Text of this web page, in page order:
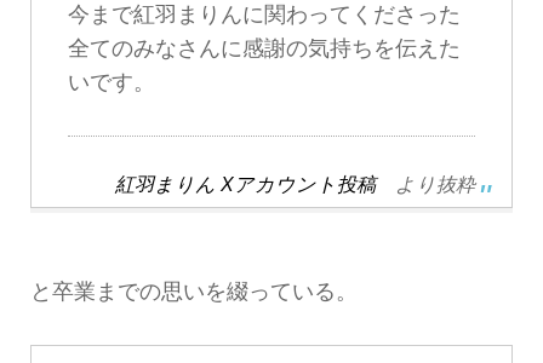
今まで紅羽まりんに関わってくださった
全てのみなさんに感謝の気持ちを伝えた
いです。
紅羽まりん Xアカウント投稿より抜粋
と卒業までの思いを綴っている。